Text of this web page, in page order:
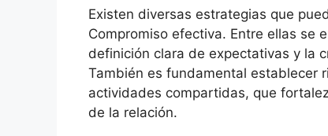
Existen diversas estrategias que
Compromiso efectiva. Entre ellas se
definición clara de expectativas y la
También es fundamental establecer
actividades compartidas, que
de la relación.